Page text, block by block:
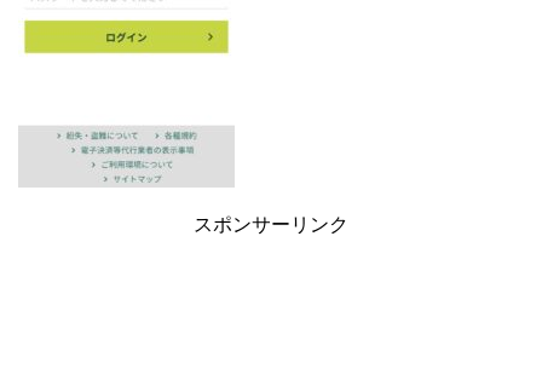
スポンサーリンク